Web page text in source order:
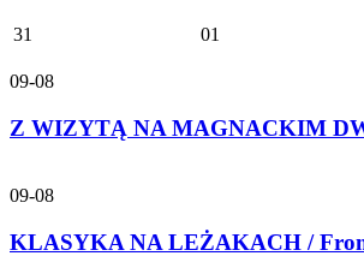
31
01
09-08
Z WIZYTĄ NA MAGNACKIM
09-08
KLASYKA NA LEŻAKACH /